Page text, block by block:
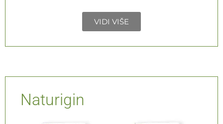
VIDI VIŠE
Naturigin